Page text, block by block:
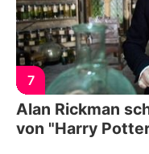
7
Alan Rickman
von "Harry